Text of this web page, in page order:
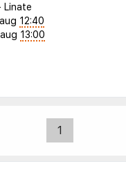
Linate
12:40
13:00
1